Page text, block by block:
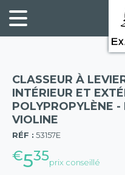
FILING
ORGANISATION
PRESENTATION
BUSINESS
BOOKS
&
PADS
À
PROPOS
NOS
E-
CATALOGUES
POINTS
DE
VENTE
Profitez
de
réduction
sur
la
nouvelle
gamme
exacompta
CLASSEUR À
INTÉRIEUR ET
POLYPROPYLÈNE
VIOLINE
RÉF : 53157E
€535prix conseillé
(57)
Panneau de gestion des